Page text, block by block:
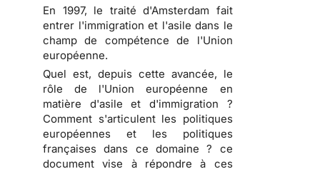
En 1997, le traité d'Amsterdam fait
entrer l'immigration et l'asile dans le
champ de compétence de l'Union
européenne.
Quel est, depuis cette avancée, le
rôle de l'Union européenne en
matière d'asile et d'immigration ?
Comment s'articulent les politiques
européennes et les politiques
françaises dans ce domaine ? ce
document vise à répondre à ces